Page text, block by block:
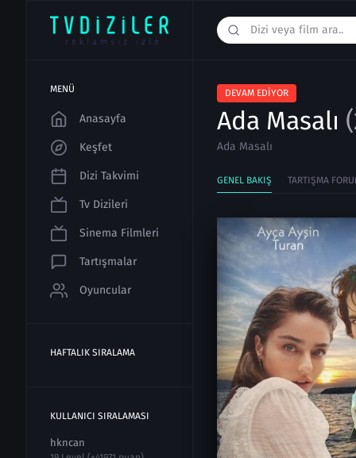
MENÜ
Anasayfa
Keşfet
Dizi Takvimi
Tv Dizileri
Sinema Filmleri
Tartışmalar
Oyuncular
HAFTALIK SIRALAMA
KULLANICI SIRALAMASI
hkncan
DEVAM EDIYOR
Ada Masalı
Ada Masalı
GENEL BAKIŞ TARTIŞMA